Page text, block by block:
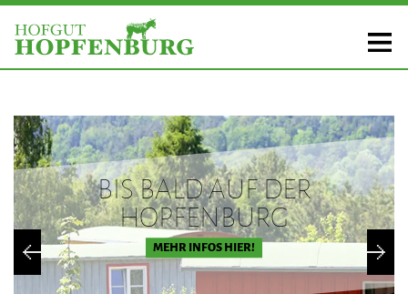
BIS BALD AUF DER
HOPFENBURG
MEHR INFOS HIER!